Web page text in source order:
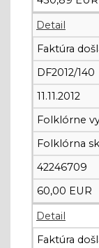
Detail
Faktúra
DF2012/140
11.11.2012
Folklórne
Folklórna
42246709
60,00 EUR
Detail
Faktúra